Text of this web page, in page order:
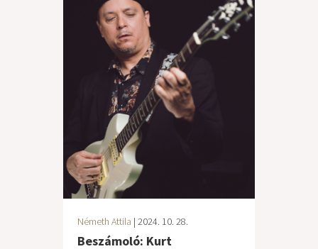
Németh Attila | 2024. 10. 28.
Beszámoló: Kurt